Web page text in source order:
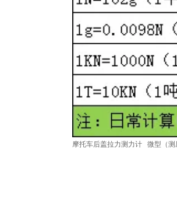
摩托车后盖拉力测力计 微型（测